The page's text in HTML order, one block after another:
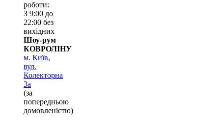
роботи:
З 9:00 до
22:00 без
вихідних
Шоу-рум
КОВРОЛІНУ
м. Київ,
вул.
Колекторна
3а
(за
попередньою
домовленістю)